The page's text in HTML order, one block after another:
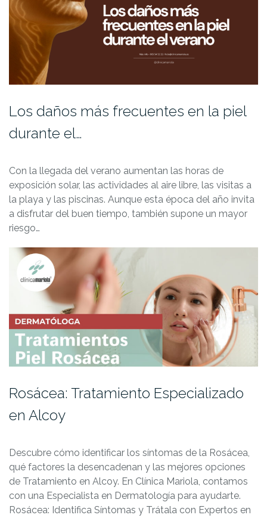
Los daños más frecuentes en la piel
durante el…
Con la llegada del verano aumentan las horas de
exposición solar, las actividades al aire libre, las visitas a
la playa y las piscinas. Aunque esta época del año invita
a disfrutar del buen tiempo, también supone un mayor
riesgo…
Rosácea: Tratamiento Especializado
en Alcoy
Descubre cómo identificar los síntomas de la Rosácea,
qué factores la desencadenan y las mejores opciones
de Tratamiento en Alcoy. En Clínica Mariola, contamos
con una Especialista en Dermatología para ayudarte.
Rosácea: Identifica Síntomas y Trátala con Expertos en